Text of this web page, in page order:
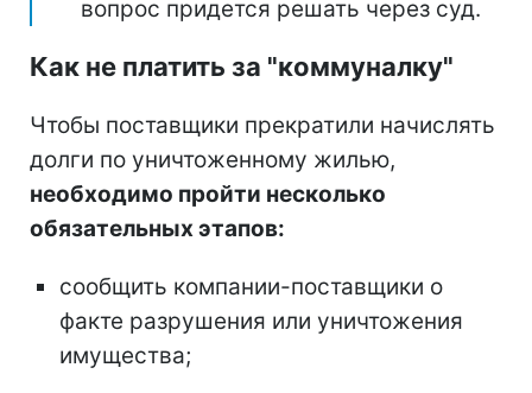
вопрос придется решать через суд.
Как не платить за "коммуналку"
Чтобы поставщики прекратили начислять
долги по уничтоженному жилью,
необходимо пройти несколько
обязательных этапов:
сообщить компании-поставщики о
факте разрушения или уничтожения
имущества;